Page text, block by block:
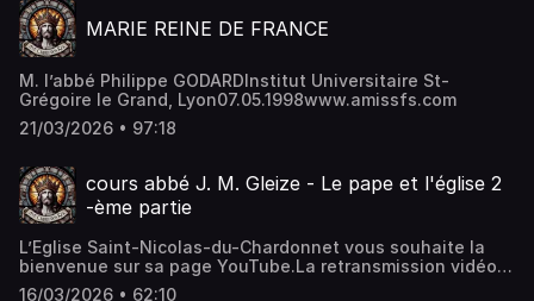
MARIE REINE DE FRANCE
M. l’abbé Philippe GODARDInstitut Universitaire St-
Grégoire le Grand, Lyon07.05.1998www.amissfs.com
21/03/2026 • 97:18
cours abbé J. M. Gleize - Le pape et l'église 2
-ème partie
L’Eglise Saint-Nicolas-du-Chardonnet vous souhaite la
bienvenue sur sa page YouTube.La retransmission vidéo
de la messe dominicale ne remplace ni ne dispense de
16/03/2026 • 62:10